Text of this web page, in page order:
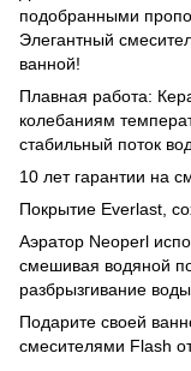
подобранными
Элегантный
ванной!
Плавная работа:
колебаниям
стабильный поток
10 лет гарантии на
Покрытие Everlast,
Аэратор Neoperl
смешивая водяной
разбрызгивание воды.
Подарите своей
смесителями Flash